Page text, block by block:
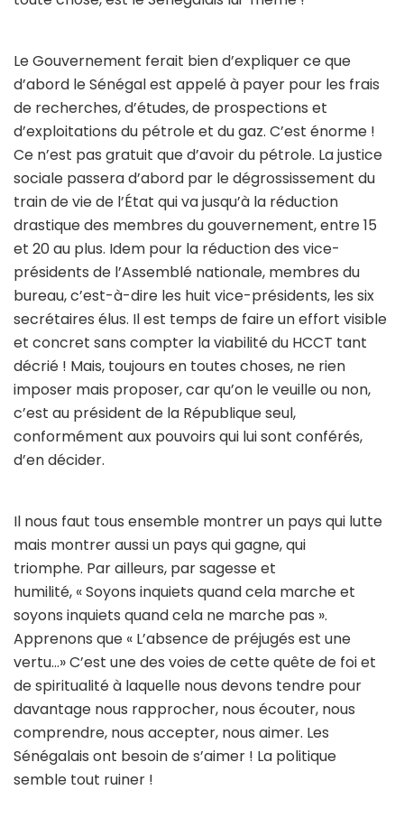
Le Gouvernement ferait bien d’expliquer ce que
d’abord le Sénégal est appelé à payer pour les frais
de recherches, d’études, de prospections et
d’exploitations du pétrole et du gaz. C’est énorme !
Ce n’est pas gratuit que d’avoir du pétrole. La justice
sociale passera d’abord par le dégrossissement du
train de vie de l’État qui va jusqu’à la réduction
drastique des membres du gouvernement, entre 15
et 20 au plus. Idem pour la réduction des vice-
présidents de l’Assemblé nationale, membres du
bureau, c’est-à-dire les huit vice-présidents, les six
secrétaires élus. Il est temps de faire un effort visible
et concret sans compter la viabilité du HCCT tant
décrié ! Mais, toujours en toutes choses, ne rien
imposer mais proposer, car qu’on le veuille ou non,
c’est au président de la République seul,
conformément aux pouvoirs qui lui sont conférés,
d’en décider.
Il nous faut tous ensemble montrer un pays qui lutte
mais montrer aussi un pays qui gagne, qui
triomphe. Par ailleurs, par sagesse et
humilité, « Soyons inquiets quand cela marche et
soyons inquiets quand cela ne marche pas ».
Apprenons que « L’absence de préjugés est une
vertu…» C’est une des voies de cette quête de foi et
de spiritualité à laquelle nous devons tendre pour
davantage nous rapprocher, nous écouter, nous
comprendre, nous accepter, nous aimer. Les
Sénégalais ont besoin de s’aimer ! La politique
semble tout ruiner !